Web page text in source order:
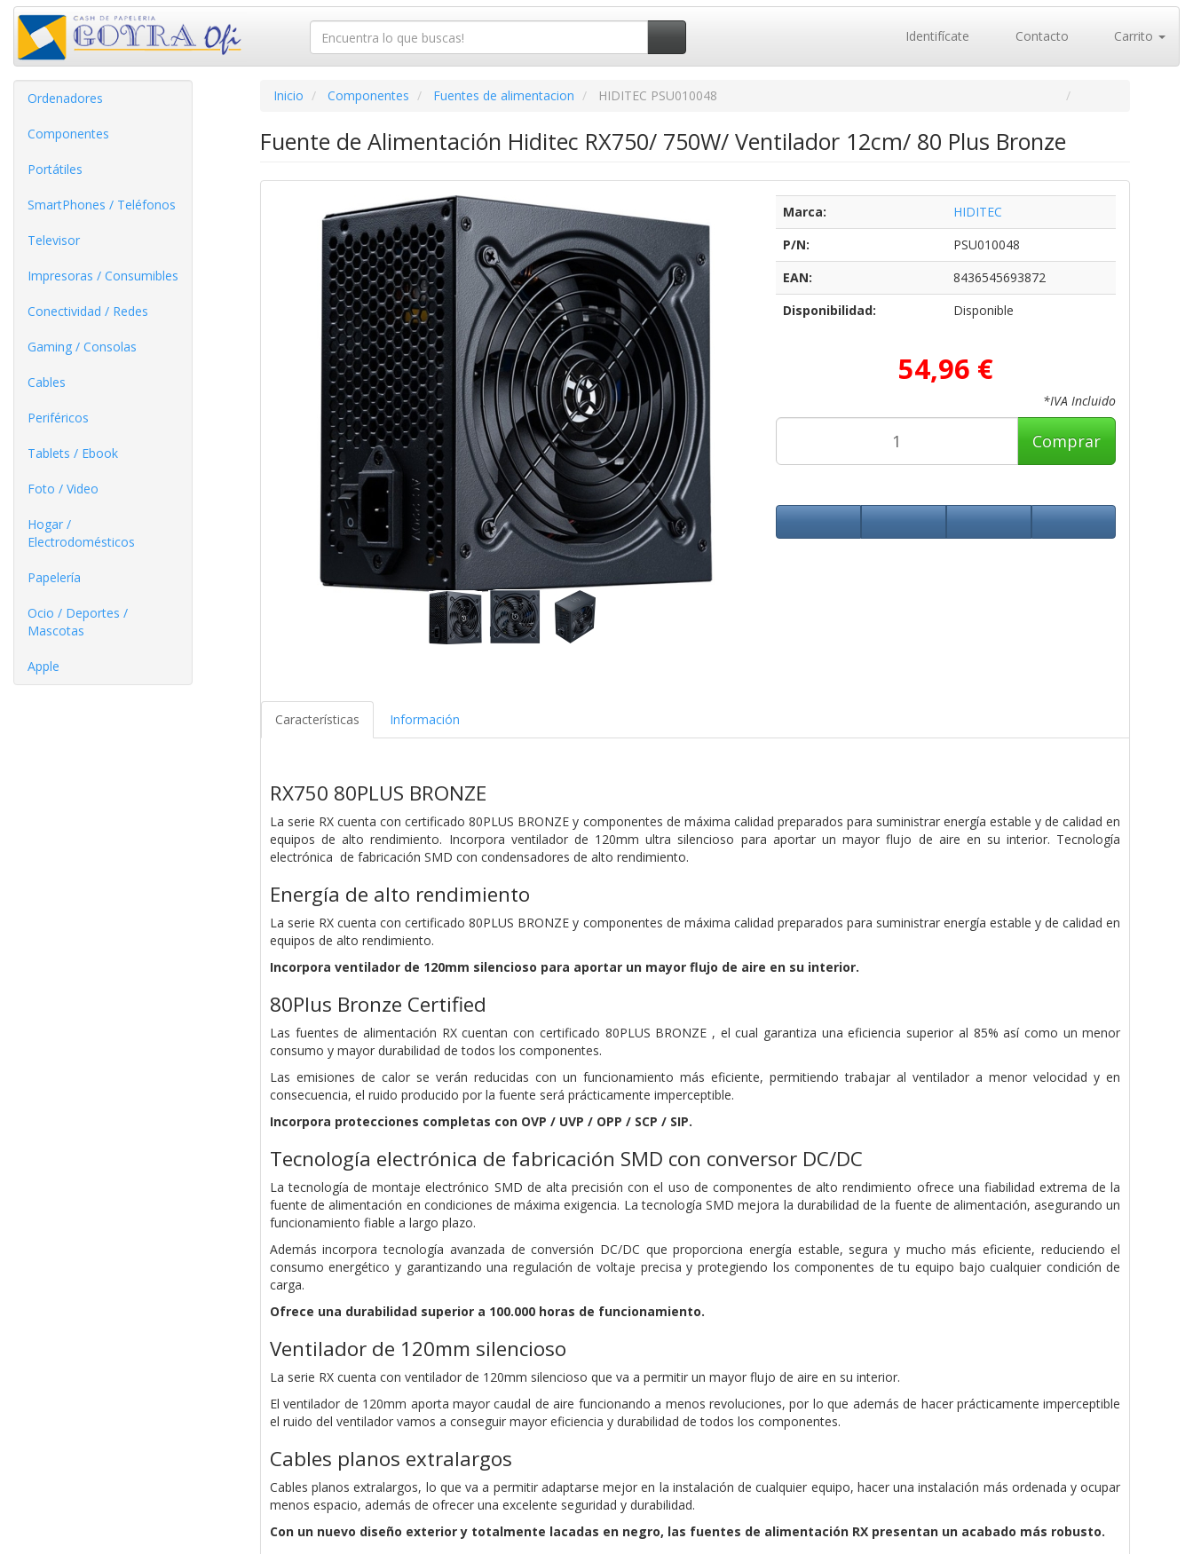
Identifícate Contacto Carrito
Ordenadores
Componentes
Portátiles
SmartPhones / Teléfonos
Televisor
Impresoras / Consumibles
Conectividad / Redes
Gaming / Consolas
Cables
Periféricos
Tablets / Ebook
Foto / Video
Hogar /
Electrodomésticos
Papelería
Ocio / Deportes /
Mascotas
Apple
Inicio Componentes Fuentes de alimentacion HIDITEC PSU010048
Fuente de Alimentación Hiditec RX750/ 750W/ Ventilador 12cm/ 80 Plus Bronze
Marca:
HIDITEC
P/N:
PSU010048
EAN:
8436545693872
Disponibilidad:
Disponible
54,96 €
*IVA Incluido
Comprar
Características Información
RX750 80PLUS BRONZE
La serie RX cuenta con certificado 80PLUS BRONZE y componentes de máxima calidad preparados para suministrar energía estable y de calidad en
equipos de alto rendimiento. Incorpora ventilador de 120mm ultra silencioso para aportar un mayor flujo de aire en su interior. Tecnología
electrónica de fabricación SMD con condensadores de alto rendimiento.
Energía de alto rendimiento
La serie RX cuenta con certificado 80PLUS BRONZE y componentes de máxima calidad preparados para suministrar energía estable y de calidad en
equipos de alto rendimiento.
Incorpora ventilador de 120mm silencioso para aportar un mayor flujo de aire en su interior.
80Plus Bronze Certified
Las fuentes de alimentación RX cuentan con certificado 80PLUS BRONZE , el cual garantiza una eficiencia superior al 85% así como un menor
consumo y mayor durabilidad de todos los componentes.
Las emisiones de calor se verán reducidas con un funcionamiento más eficiente, permitiendo trabajar al ventilador a menor velocidad y en
consecuencia, el ruido producido por la fuente será prácticamente imperceptible.
Incorpora protecciones completas con OVP / UVP / OPP / SCP / SIP.
Tecnología electrónica de fabricación SMD con conversor DC/DC
La tecnología de montaje electrónico SMD de alta precisión con el uso de componentes de alto rendimiento ofrece una fiabilidad extrema de la
fuente de alimentación en condiciones de máxima exigencia. La tecnología SMD mejora la durabilidad de la fuente de alimentación, asegurando un
funcionamiento fiable a largo plazo.
Además incorpora tecnología avanzada de conversión DC/DC que proporciona energía estable, segura y mucho más eficiente, reduciendo el
consumo energético y garantizando una regulación de voltaje precisa y protegiendo los componentes de tu equipo bajo cualquier condición de
carga.
Ofrece una durabilidad superior a 100.000 horas de funcionamiento.
Ventilador de 120mm silencioso
La serie RX cuenta con ventilador de 120mm silencioso que va a permitir un mayor flujo de aire en su interior.
El ventilador de 120mm aporta mayor caudal de aire funcionando a menos revoluciones, por lo que además de hacer prácticamente imperceptible
el ruido del ventilador vamos a conseguir mayor eficiencia y durabilidad de todos los componentes.
Cables planos extralargos
Cables planos extralargos, lo que va a permitir adaptarse mejor en la instalación de cualquier equipo, hacer una instalación más ordenada y ocupar
menos espacio, además de ofrecer una excelente seguridad y durabilidad.
Con un nuevo diseño exterior y totalmente lacadas en negro, las fuentes de alimentación RX presentan un acabado más robusto.